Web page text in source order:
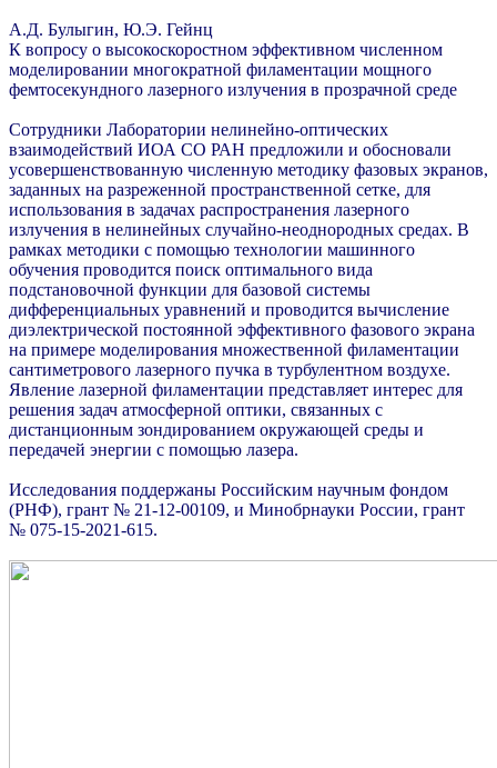
А.Д. Булыгин, Ю.Э. Гейнц
К вопросу о высокоскоростном эффективном численном
моделировании многократной филаментации мощного
фемтосекундного лазерного излучения в прозрачной среде
Сотрудники Лаборатории нелинейно-оптических
взаимодействий ИОА СО РАН предложили и обосновали
усовершенствованную численную методику фазовых экранов,
заданных на разреженной пространственной сетке, для
использования в задачах распространения лазерного
излучения в нелинейных случайно-неоднородных средах. В
рамках методики с помощью технологии машинного
обучения проводится поиск оптимального вида
подстановочной функции для базовой системы
дифференциальных уравнений и проводится вычисление
диэлектрической постоянной эффективного фазового экрана
на примере моделирования множественной филаментации
сантиметрового лазерного пучка в турбулентном воздухе.
Явление лазерной филаментации представляет интерес для
решения задач атмосферной оптики, связанных с
дистанционным зондированием окружающей среды и
передачей энергии с помощью лазера.
Исследования поддержаны Российским научным фондом
(РНФ), грант № 21-12-00109, и Минобрнауки России, грант
№ 075-15-2021-615.